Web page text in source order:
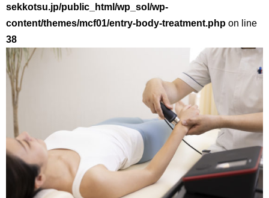
sekkotsu.jp/public_html/wp_sol/wp-
content/themes/mcf01/entry-body-treatment.php on line
38